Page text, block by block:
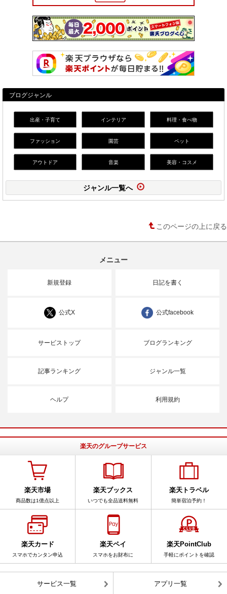
ブログジャンル
出産・子育て インテリア 料理・食べ物
ファッション 園芸 ペット
アウトドア 音楽 美容・コスメ
ジャンル一覧へ
このページの上に戻る
メニュー
新規登録 日記を書く
公式X 公式facebook
サービストップ ブログランキング
記事ランキング ジャンル一覧
ヘルプ 利用規約
楽天のグループサービス
楽天市場
商品数は1億点以上
楽天ブックス
いつでも全品送料無料
楽天トラベル
簡単宿泊予約！
楽天カード
スマホでカンタン申込
楽天ペイ
スマホをお財布に
楽天PointClub
手軽にポイントを確認
サービス一覧 アプリ一覧